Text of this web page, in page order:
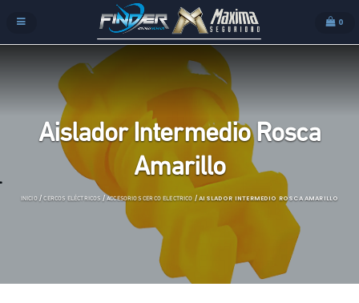
0
Aislador Intermedio Rosca
Amarillo
INICIO/CERCOS ELÉCTRICOS /ACCESORIOS CERCO ELECTRICO / AISLADOR INTERMEDIO ROSCA AMARILLO